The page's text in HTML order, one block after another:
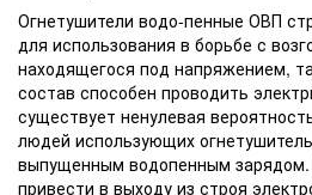
Огнетушители водо-пенные ОВП
для использования в борьбе с
находящегося под напряжением,
состав способен проводить
существует ненулевая
людей использующих
выпущенным водопенным
привести в выходу из строя